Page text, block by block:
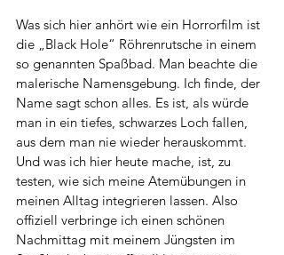
Was sich hier anhört wie ein Horrorfilm ist
die „Black Hole“ Röhrenrutsche in einem
so genannten Spaßbad. Man beachte die
malerische Namensgebung. Ich finde, der
Name sagt schon alles. Es ist, als würde
man in ein tiefes, schwarzes Loch fallen,
aus dem man nie wieder herauskommt.
Und was ich hier heute mache, ist, zu
testen, wie sich meine Atemübungen in
meinen Alltag integrieren lassen. Also
offiziell verbringe ich einen schönen
Nachmittag mit meinem Jüngsten im